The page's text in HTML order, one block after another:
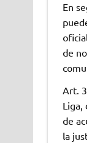
En
de
Art.
Liga,
de
la